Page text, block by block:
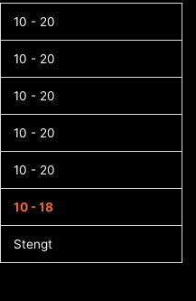
10 - 20
10 - 20
10 - 20
10 - 20
10 - 20
10 - 18
Stengt